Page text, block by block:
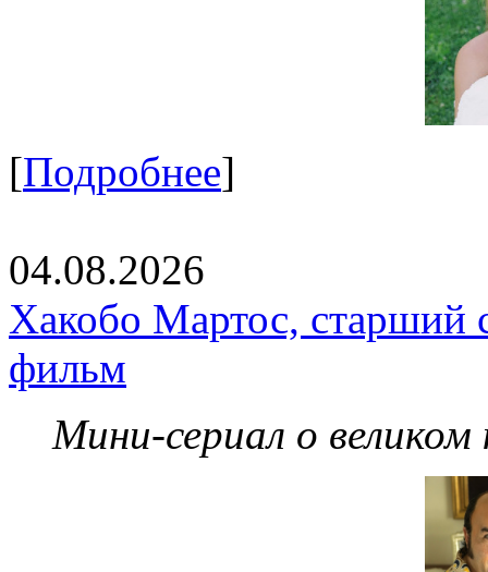
[Подробнее]
04.08.2026
Хакобо Мартос, старший
фильм
Мини-сериал о великом